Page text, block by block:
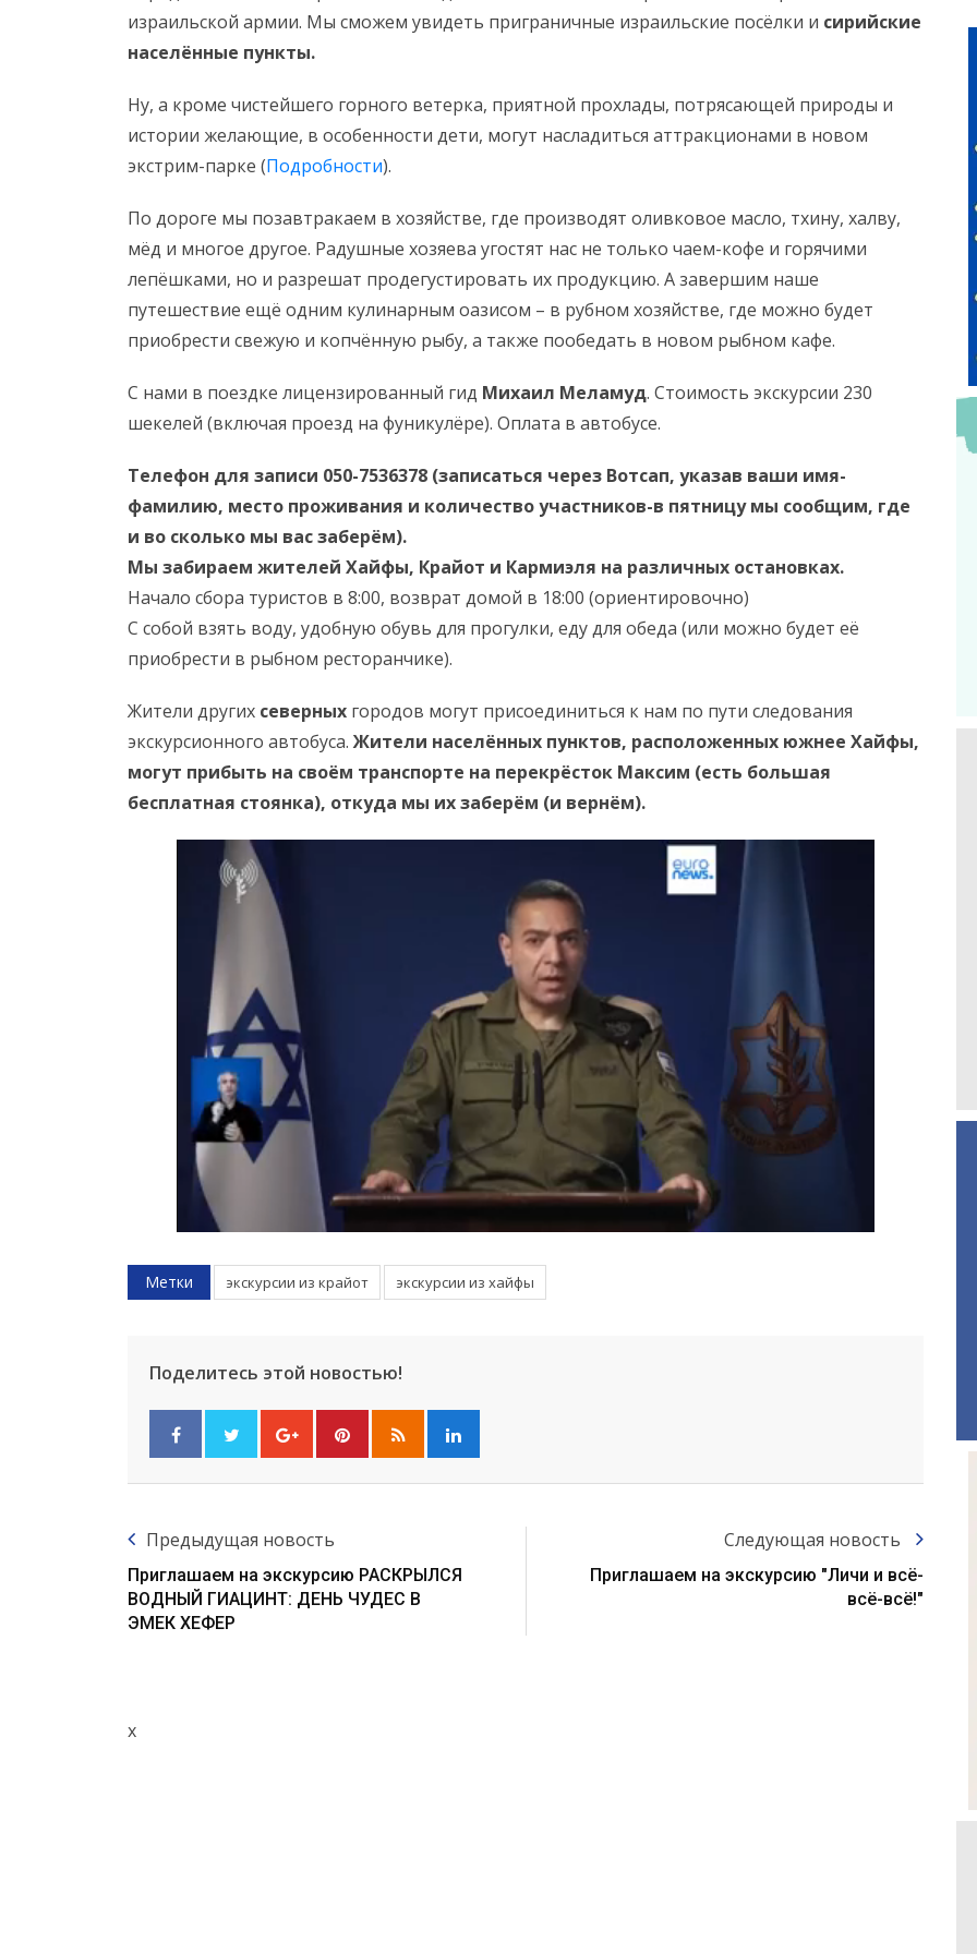
израильской армии. Мы сможем увидеть приграничные израильские посёлки и сирийские
населённые пункты.
Ну, а кроме чистейшего горного ветерка, приятной прохлады, потрясающей природы и
истории желающие, в особенности дети, могут насладиться аттракционами в новом
экстрим-парке (Подробности).
По дороге мы позавтракаем в хозяйстве, где производят оливковое масло, тхину, халву,
мёд и многое другое. Радушные хозяева угостят нас не только чаем-кофе и горячими
лепёшками, но и разрешат продегустировать их продукцию. ​А завершим наше
путешествие ещё одним кулинарным оазисом – в рубном хозяйстве, где можно будет
приобрести свежую и копчённую рыбу, а также пообедать в новом рыбном кафе.
​С нами в поездке лицензированный гид Михаил Меламуд. Стоимость экскурсии​ 230
шекелей (включая проезд на фуникулёре). Оплата в автобусе.
Телефон для записи 050-7536378 (записаться через Вотсап, указав ваши имя-
фамилию, место проживания и количество участников-в пятницу мы сообщим, где
и во сколько мы вас заберём).
Мы забираем жителей Хайфы, Крайот и Кармиэля на различных остановках.
Начало сбора туристов в 8:00, возврат домой в 18:00 (ориентировочно)
С собой взять воду, удобную обувь для прогулки, еду для обеда (или можно будет её
приобрести в рыбном ресторанчике).
Жители других северных городов могут присоединиться к нам по пути следования
экскурсионного автобуса.Жители населённых пунктов, расположенных южнее Хайфы,
могут прибыть на своём транспорте на перекрёсток Максим (есть большая
бесплатная стоянка), откуда мы их заберём (и вернём).
Метки экскурсии из крайот экскурсии из хайфы
Поделитесь этой новостью!
Предыдущая новость
Приглашаем на экскурсию РАСКРЫЛСЯ
ВОДНЫЙ ГИАЦИНТ: ДЕНЬ ЧУДЕС В
ЭМЕК ХЕФЕР
Следующая новость
Приглашаем на экскурсию "Личи и всё-
всё-всё!"
x